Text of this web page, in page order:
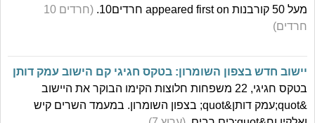
מעל 50 קורבנות appeared first on חרדים10.
(חרדים 10
חרדים)
יישוב חדש בצפון השומרון: בטקס חגיגי קם הישוב עמק דותן
בטקס חגיגי, 22 משפחות חלוצות הקימו הבוקר את היישוב
&quot;עמק דותן&quot; בצפון השומרון. במעמד השרים קיש